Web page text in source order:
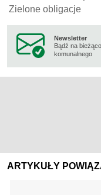
Zielone obligacje
Newsletter
Bądź na
komunalnego
ARTYKUŁY